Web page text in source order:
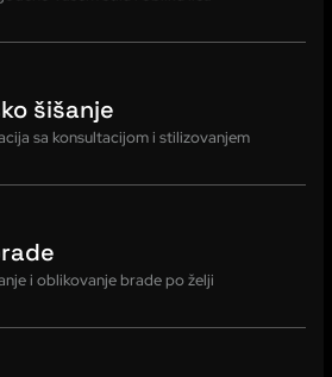
šišanje
sa konsultacijom i stilizovanjem
i oblikovanje brade po želji